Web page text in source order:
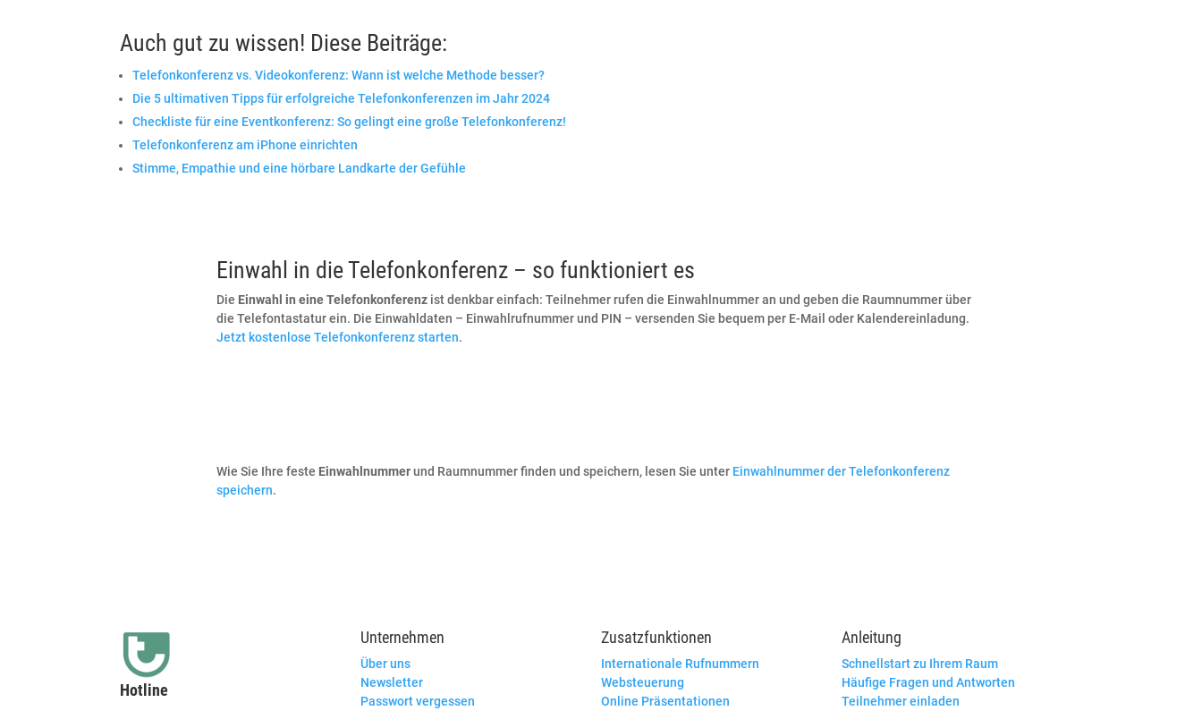
Auch gut zu wissen! Diese Beiträge:
Telefonkonferenz vs. Videokonferenz: Wann ist welche Methode besser?
Die 5 ultimativen Tipps für erfolgreiche Telefonkonferenzen im Jahr 2024
Checkliste für eine Eventkonferenz: So gelingt eine große Telefonkonferenz!
Telefonkonferenz am iPhone einrichten
Stimme, Empathie und eine hörbare Landkarte der Gefühle
Einwahl in die Telefonkonferenz – so funktioniert es
Die Einwahl in eine Telefonkonferenzist denkbar einfach: Teilnehmer rufen die Einwahlnummer an und geben die Raumnummer über
die Telefontastatur ein. Die Einwahldaten – Einwahlrufnummer und PIN – versenden Sie bequem per E-Mail oder Kalendereinladung.
Jetzt kostenlose Telefonkonferenz starten.
Wie Sie Ihre feste Einwahlnummerund Raumnummer finden und speichern, lesen Sie unter Einwahlnummer der Telefonkonferenz
speichern.
Hotline
Unternehmen
Über uns
Newsletter
Passwort vergessen
Zusatzfunktionen
Internationale Rufnummern
Websteuerung
Online Präsentationen
Anleitung
Schnellstart zu Ihrem Raum
Häufige Fragen und Antworten
Teilnehmer einladen